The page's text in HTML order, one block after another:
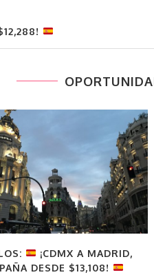
¡CDMX A MADRID,
DESDE $13,108!